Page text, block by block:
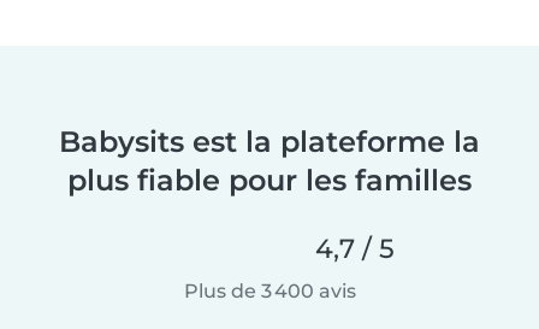
Babysits est la plateforme la
plus fiable pour les familles
4,7 / 5
Plus de 3 400 avis